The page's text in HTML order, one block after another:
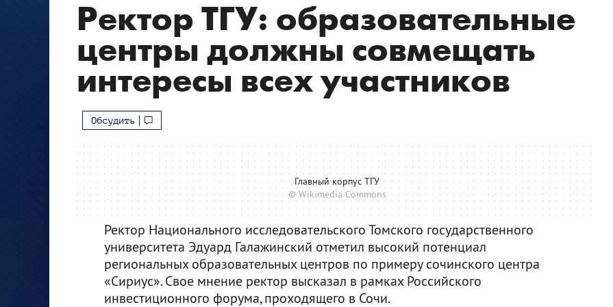
Ректор ТГУ: образовательные
центры должны совмещать
интересы всех участников
Обсудить
Главный корпус ТГУ
© Wikimedia Commons
Ректор Национального исследовательского Томского государственного
университета Эдуард Галажинский отметил высокий потенциал
региональных образовательных центров по примеру сочинского центра
«Сириус». Свое мнение ректор высказал в рамках Российского
инвестиционного форума, проходящего в Сочи.